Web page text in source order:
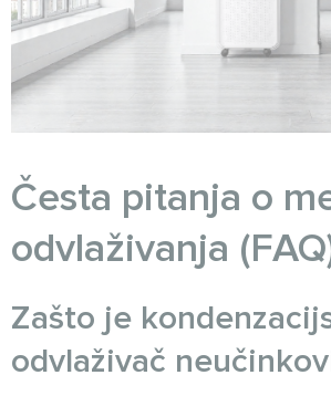
Česta pitanja o
odvlaživanja
Zašto je
odvlaživač